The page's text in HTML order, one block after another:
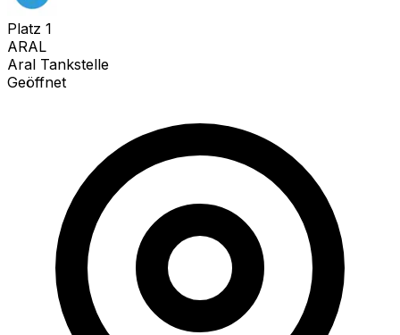
Platz 1
ARAL
Aral Tankstelle
Geöffnet